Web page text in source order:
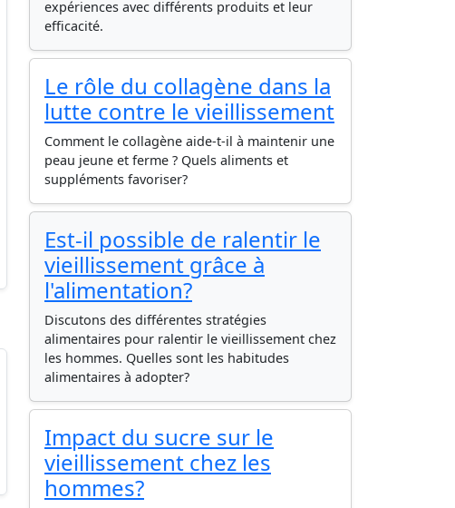
expériences avec différents produits et leur
efficacité.
Le rôle du collagène dans la
lutte contre le vieillissement
Comment le collagène aide-t-il à maintenir une
peau jeune et ferme ? Quels aliments et
suppléments favoriser?
Est-il possible de ralentir le
vieillissement grâce à
l'alimentation?
Discutons des différentes stratégies
alimentaires pour ralentir le vieillissement chez
les hommes. Quelles sont les habitudes
alimentaires à adopter?
Impact du sucre sur le
vieillissement chez les
hommes?